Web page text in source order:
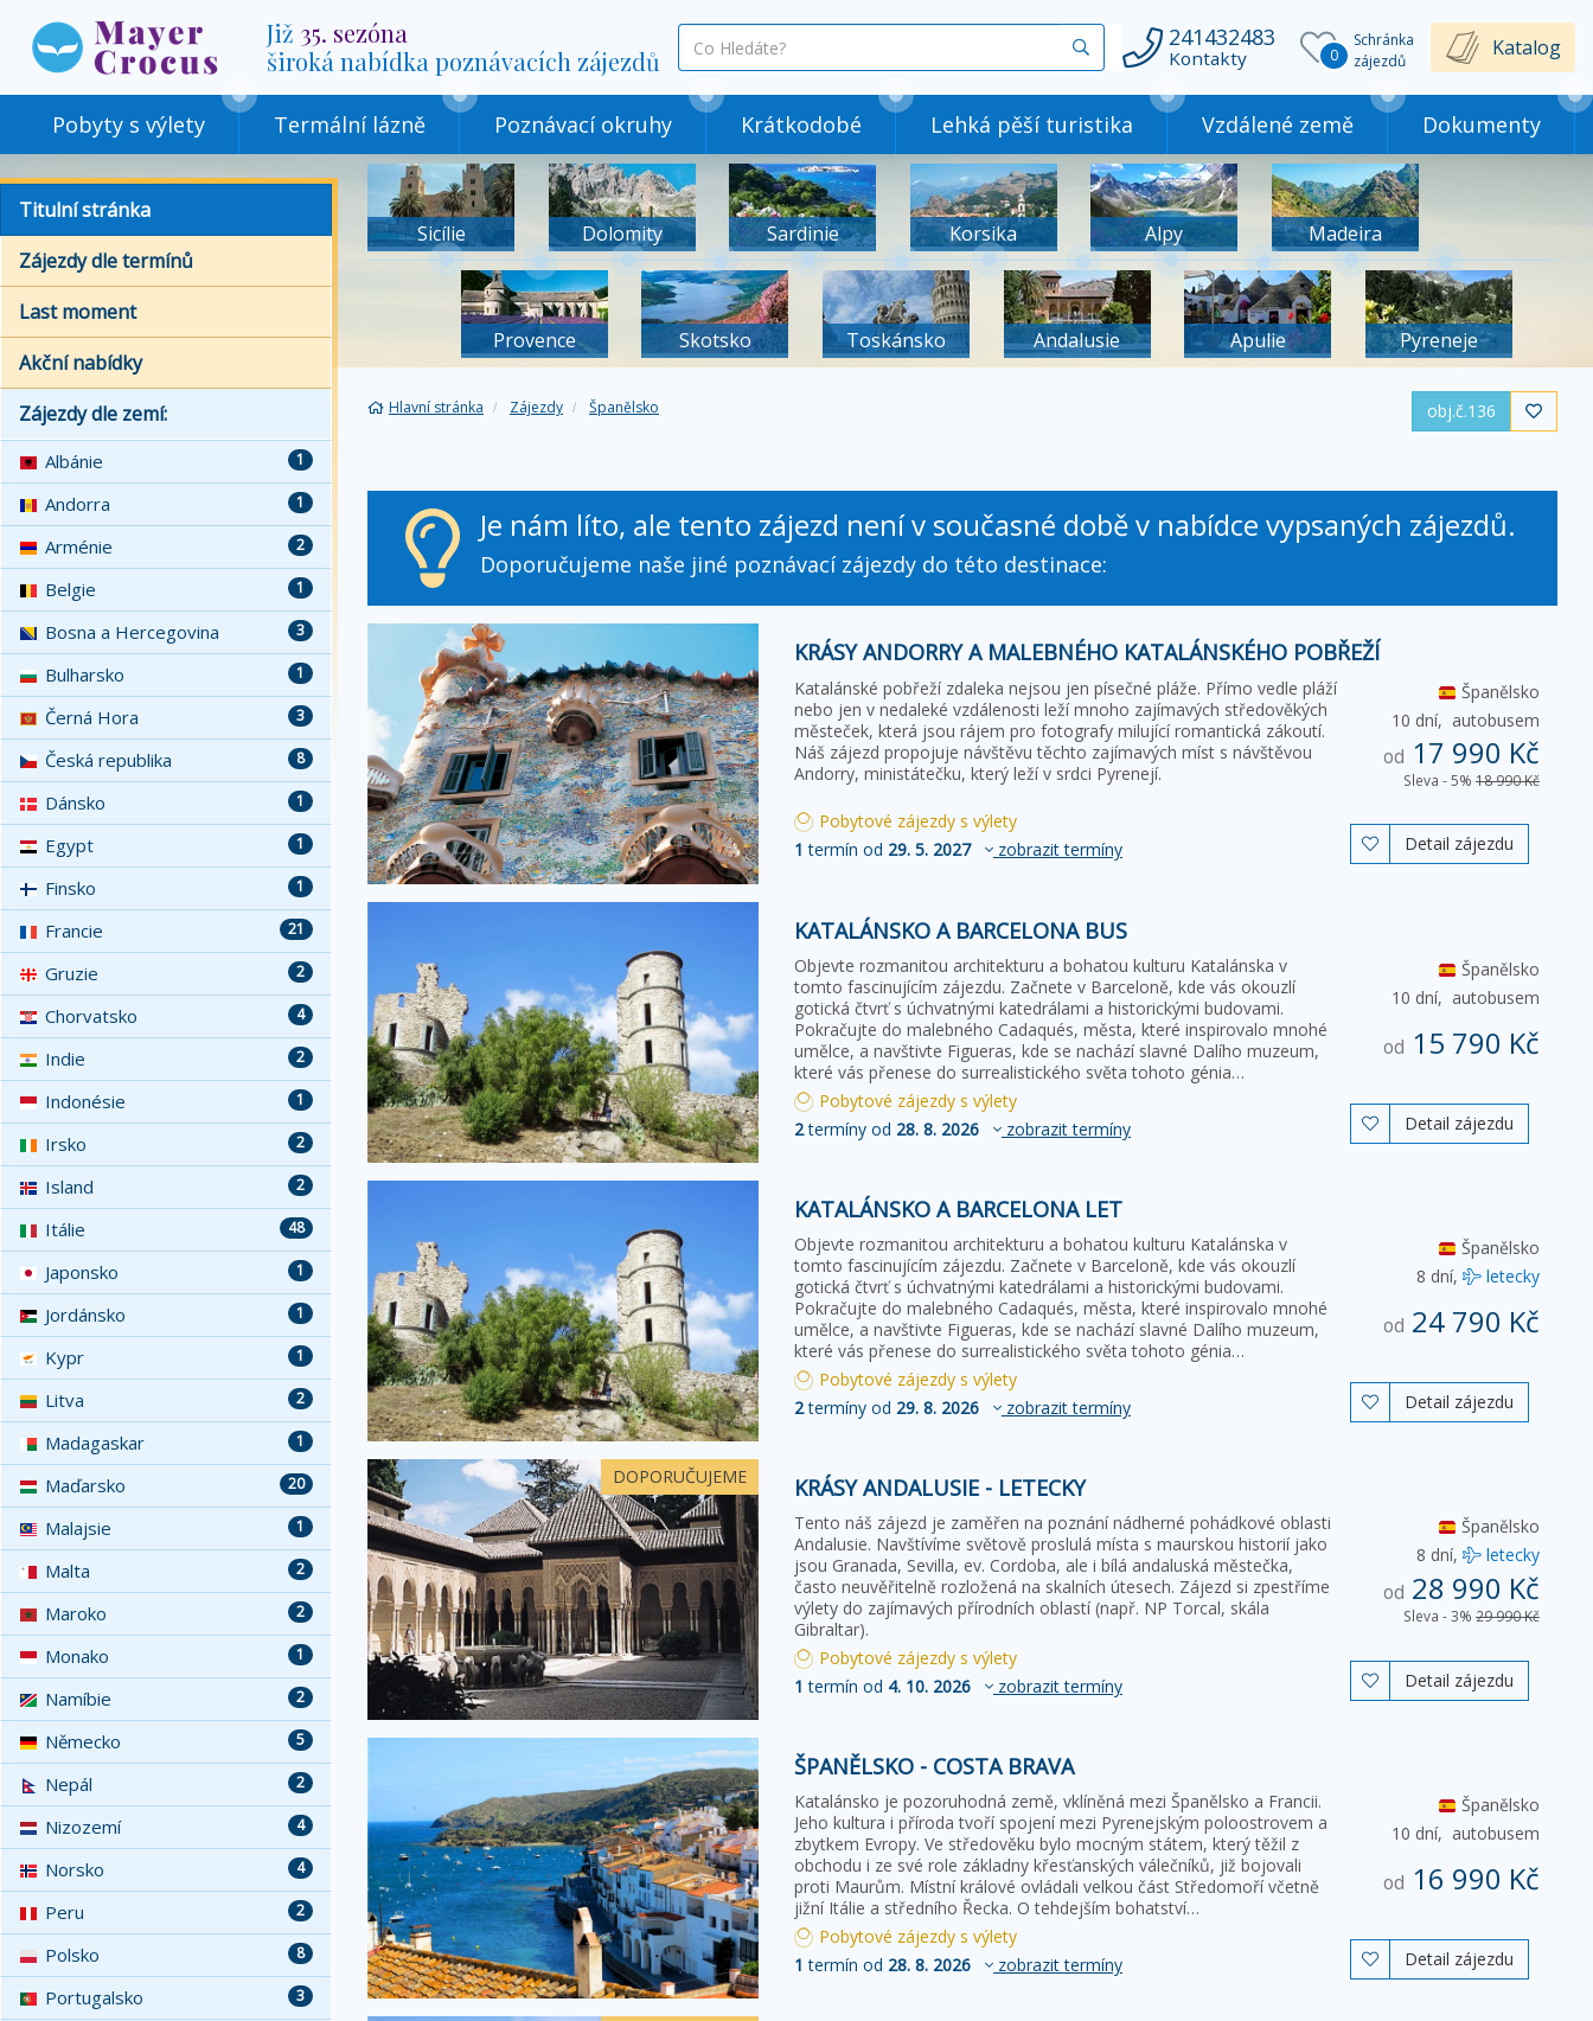
Již 35. sezóna
široká nabídka poznávacích zájezdů
co
hledáte
Vyhledat 241432483
Kontakty
Schránka
zájezdů
0 Katalog
Pobyty s výlety Termální lázně Poznávací okruhy Krátkodobé Lehká pěší turistika Vzdálené země Dokumenty
Sicílie Dolomity Sardinie Korsika Alpy Madeira
Provence Skotsko Toskánsko Andalusie Apulie Pyreneje
Hlavní stránka Zájezdy Španělsko obj.č.136 
Je nám líto, ale tento zájezd není v současné době v nabídce vypsaných zájezdů.
Doporučujeme naše jiné poznávací zájezdy do této destinace:
KRÁSY ANDORRY A MALEBNÉHO KATALÁNSKÉHO POBŘEŽÍ
Katalánské pobřeží zdaleka nejsou jen písečné pláže. Přímo vedle pláží
nebo jen v nedaleké vzdálenosti leží mnoho zajímavých středověkých
městeček, která jsou rájem pro fotografy milující romantická zákoutí.
Náš zájezd propojuje návštěvu těchto zajímavých míst s návštěvou
Andorry, ministátečku, který leží v srdci Pyrenejí.
Španělsko
10 dní, autobusem
od 17 990 Kč
Sleva - 5% 18 990 Kč
Pobytové zájezdy s výlety
1 termín od 29. 5. 2027 zobrazit termíny  Detail zájezdu
KATALÁNSKO A BARCELONA BUS
Objevte rozmanitou architekturu a bohatou kulturu Katalánska v
tomto fascinujícím zájezdu. Začnete v Barceloně, kde vás okouzlí
gotická čtvrť s úchvatnými katedrálami a historickými budovami.
Pokračujte do malebného Cadaqués, města, které inspirovalo mnohé
umělce, a navštivte Figueras, kde se nachází slavné Dalího muzeum,
které vás přenese do surrealistického světa tohoto génia…
Španělsko
10 dní, autobusem
od 15 790 Kč
Pobytové zájezdy s výlety
2termíny od 28. 8. 2026 zobrazit termíny  Detail zájezdu
KATALÁNSKO A BARCELONA LET
Objevte rozmanitou architekturu a bohatou kulturu Katalánska v
tomto fascinujícím zájezdu. Začnete v Barceloně, kde vás okouzlí
gotická čtvrť s úchvatnými katedrálami a historickými budovami.
Pokračujte do malebného Cadaqués, města, které inspirovalo mnohé
umělce, a navštivte Figueras, kde se nachází slavné Dalího muzeum,
které vás přenese do surrealistického světa tohoto génia…
Španělsko
8 dní,
letecky
od 24 790 Kč
Pobytové zájezdy s výlety
2termíny od 29. 8. 2026 zobrazit termíny  Detail zájezdu
DOPORUČUJEME KRÁSY ANDALUSIE - LETECKY
Tento náš zájezd je zaměřen na poznání nádherné pohádkové oblasti
Andalusie. Navštívíme světově proslulá místa s maurskou historií jako
jsou Granada, Sevilla, ev. Cordoba, ale i bílá andaluská městečka,
často neuvěřitelně rozložená na skalních útesech. Zájezd si zpestříme
výlety do zajímavých přírodních oblastí (např. NP Torcal, skála
Gibraltar).
Španělsko
8 dní,
letecky
od 28 990 Kč
Sleva - 3% 29 990 Kč
Pobytové zájezdy s výlety
1 termín od 4. 10. 2026 zobrazit termíny  Detail zájezdu
ŠPANĚLSKO - COSTA BRAVA
Katalánsko je pozoruhodná země, vklíněná mezi Španělsko a Francii.
Jeho kultura i příroda tvoří spojení mezi Pyrenejským poloostrovem a
zbytkem Evropy. Ve středověku bylo mocným státem, který těžil z
obchodu i ze své role základny křesťanských válečníků, již bojovali
proti Maurům. Místní králové ovládali velkou část Středomoří včetně
jižní Itálie a středního Řecka. O tehdejším bohatství…
Španělsko
10 dní, autobusem
od 16 990 Kč
Pobytové zájezdy s výlety
1 termín od 28. 8. 2026 zobrazit termíny  Detail zájezdu
Titulní stránka
Zájezdy dle termínů
Last moment
Akční nabídky
Zájezdy dle zemí:
1
Albánie
1
Andorra
2
Arménie
1
Belgie
3
Bosna a Hercegovina
1
Bulharsko
3
Černá Hora
8
Česká republika
1
Dánsko
1
Egypt
1
Finsko
21
Francie
2
Gruzie
4
Chorvatsko
2
Indie
1
Indonésie
2
Irsko
2
Island
48
Itálie
1
Japonsko
1
Jordánsko
1
Kypr
2
Litva
1
Madagaskar
20
Maďarsko
1
Malajsie
2
Malta
2
Maroko
1
Monako
2
Namíbie
5
Německo
2
Nepál
4
Nizozemí
4
Norsko
2
Peru
8
Polsko
3
Portugalsko